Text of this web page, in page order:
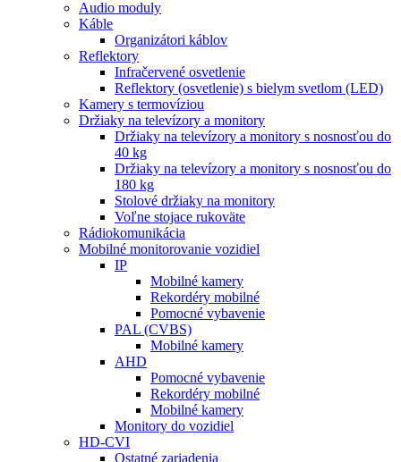
Audio moduly
Káble
Organizátori káblov
Reflektory
Infračervené osvetlenie
Reflektory (osvetlenie) s bielym svetlom (LED)
Kamery s termovíziou
Držiaky na televízory a monitory
Držiaky na televízory a monitory s nosnosťou do
40 kg
Držiaky na televízory a monitory s nosnosťou do
180 kg
Stolové držiaky na monitory
Voľne stojace rukoväte
Rádiokomunikácia
Mobilné monitorovanie vozidiel
IP
Mobilné kamery
Rekordéry mobilné
Pomocné vybavenie
PAL (CVBS)
Mobilné kamery
AHD
Pomocné vybavenie
Rekordéry mobilné
Mobilné kamery
Monitory do vozidiel
HD-CVI
Ostatné zariadenia